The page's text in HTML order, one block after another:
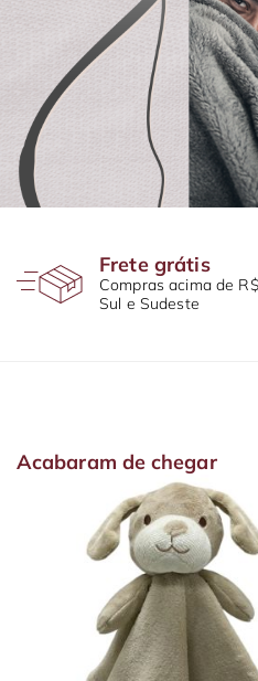
Frete grátis
Compras acima de
Sul e Sudeste
Acabaram de chegar